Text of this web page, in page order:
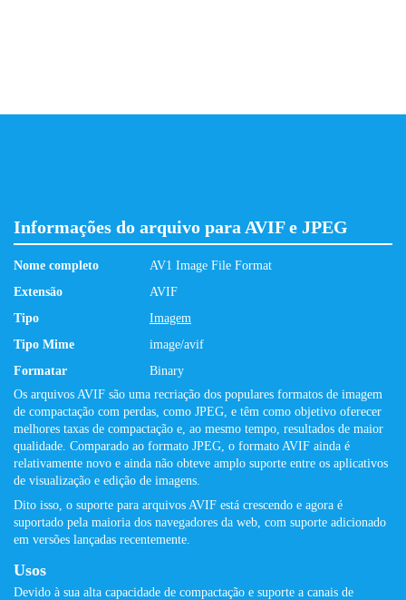
Informações do arquivo para AVIF e JPEG
Nome completo
AV1 Image File Format
Extensão
AVIF
Tipo
Imagem
Tipo Mime
image/avif
Formatar
Binary
Os arquivos AVIF são uma recriação dos populares formatos de imagem
de compactação com perdas, como JPEG, e têm como objetivo oferecer
melhores taxas de compactação e, ao mesmo tempo, resultados de maior
qualidade. Comparado ao formato JPEG, o formato AVIF ainda é
relativamente novo e ainda não obteve amplo suporte entre os aplicativos
de visualização e edição de imagens.
Dito isso, o suporte para arquivos AVIF está crescendo e agora é
suportado pela maioria dos navegadores da web, com suporte adicionado
em versões lançadas recentemente.
Usos
Devido à sua alta capacidade de compactação e suporte a canais de